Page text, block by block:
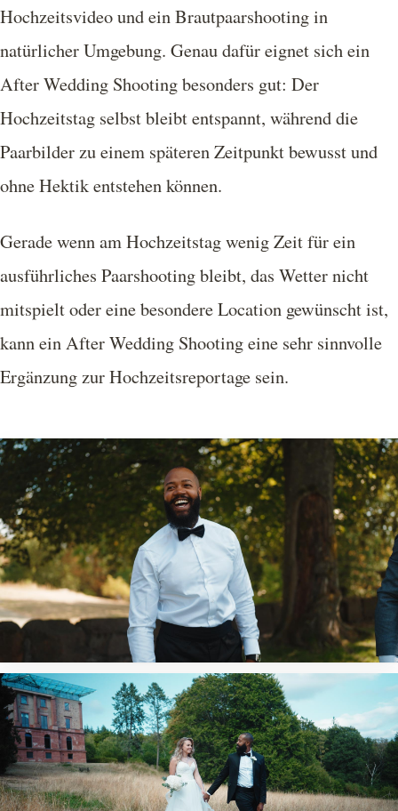
Hochzeitsvideo und ein Brautpaarshooting in
natürlicher Umgebung. Genau dafür eignet sich ein
After Wedding Shooting besonders gut: Der
Hochzeitstag selbst bleibt entspannt, während die
Paarbilder zu einem späteren Zeitpunkt bewusst und
ohne Hektik entstehen können.
Gerade wenn am Hochzeitstag wenig Zeit für ein
ausführliches Paarshooting bleibt, das Wetter nicht
mitspielt oder eine besondere Location gewünscht ist,
kann ein After Wedding Shooting eine sehr sinnvolle
Ergänzung zur Hochzeitsreportage sein.